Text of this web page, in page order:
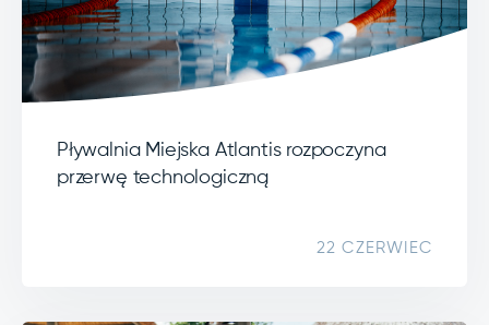
Pływalnia Miejska Atlantis rozpoczyna
przerwę technologiczną
22 CZERWIEC